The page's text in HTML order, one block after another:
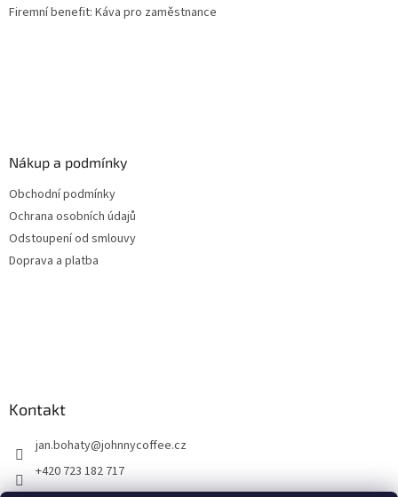
Firemní benefit: Káva pro zaměstnance
Nákup a podmínky
Obchodní podmínky
Ochrana osobních údajů
Odstoupení od smlouvy
Doprava a platba
Kontakt
jan.bohaty@johnnycoffee.cz
+420 723 182 717